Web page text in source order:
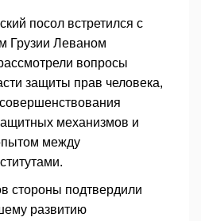
посол встретился с
Грузии Леваном
вопросы
защиты прав человека,
механизмов и
между
стороны подтвердили
развитию